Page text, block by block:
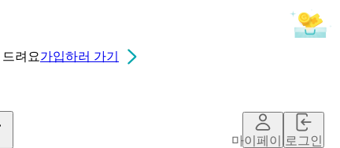
드려요가입하러 가기
마이페이지로그인